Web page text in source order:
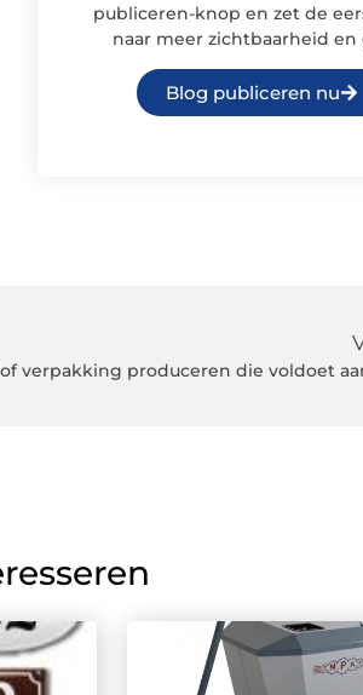
publiceren-knop en zet de
naar meer zichtbaarheid en
Blog publiceren nu
verpakking produceren die voldoet